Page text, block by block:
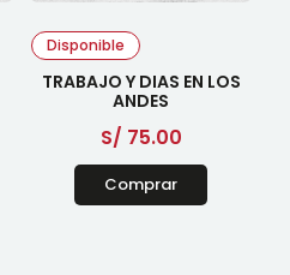
Disponible
TRABAJO Y DIAS EN LOS
ANDES
S/ 75.00
Comprar